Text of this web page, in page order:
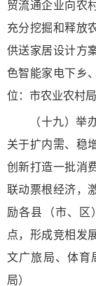
贸流通企业向农
充分挖掘和释放
供送家居设计方
色智能家电下乡
位：市农业农村
（十九）举
关于扩内需、稳
创新打造一批消
联动票根经济，
励各县（市、区
点，形成竞相发
文广旅局、体育
局）